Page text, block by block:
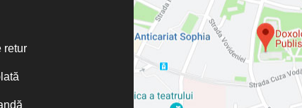
retur